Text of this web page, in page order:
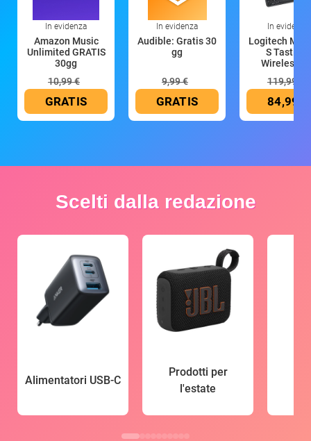
In evidenza
Amazon Music
Unlimited GRATIS
30gg
10,99 €
GRATIS
In evidenza
Audible: Gratis 30
gg
9,99 €
GRATIS
In evidenza
Logitech MX
S Tastiera
Wireless
119,99 €
84,99 €
Scelti dalla redazione
Alimentatori USB-C
Prodotti per
l'estate